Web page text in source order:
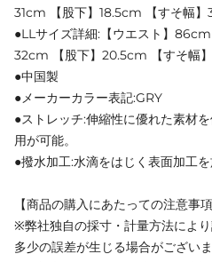
31cm 【股下】18.5cm 【すそ幅
●LLサイズ詳細:【ウエスト】86cm
32cm 【股下】20.5cm 【すそ幅
●中国製
●メーカーカラー表記:GRY
●ストレッチ:伸縮性に優れた素材
用が可能。
●撥水加工:水滴をはじく表面加工を
【商品の購入にあたっての注意事項
※弊社独自の採寸・計量方法により
多少の誤差が生じる場合がございま